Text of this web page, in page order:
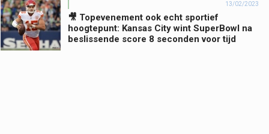
13/02/2023
🎥 Topevenement ook echt sportief
hoogtepunt: Kansas City wint SuperBowl na
beslissende score 8 seconden voor tijd